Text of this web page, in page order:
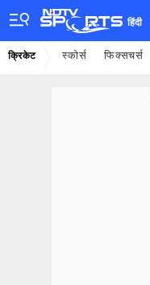
हिंदी
क्रिकेट स्कोर्स फिक्सचर्स